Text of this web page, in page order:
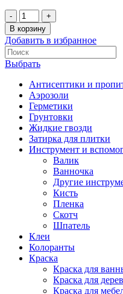
В корзину
Добавить в избранное
Выбрать
Антисептики и
Аэрозоли
Герметики
Грунтовки
Жидкие гвозди
Затирка для плитки
Инструмент и
Валик
Ванночка
Другие
Кисть
Пленка
Скотч
Шпатель
Клеи
Колоранты
Краска
Краска для
Краска для
Краска для